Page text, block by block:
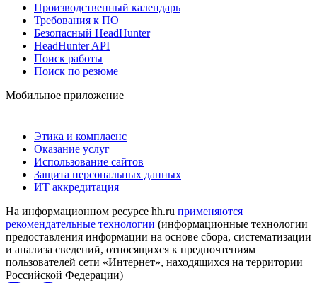
Производственный календарь
Требования к ПО
Безопасный HeadHunter
HeadHunter API
Поиск работы
Поиск по резюме
Мобильное приложение
Этика и комплаенс
Оказание услуг
Использование сайтов
Защита персональных данных
ИТ аккредитация
На информационном ресурсе hh.ru применяются
рекомендательные технологии (информационные технологии
предоставления информации на основе сбора, систематизации
и анализа сведений, относящихся к предпочтениям
пользователей сети «Интернет», находящихся на территории
Российской Федерации)